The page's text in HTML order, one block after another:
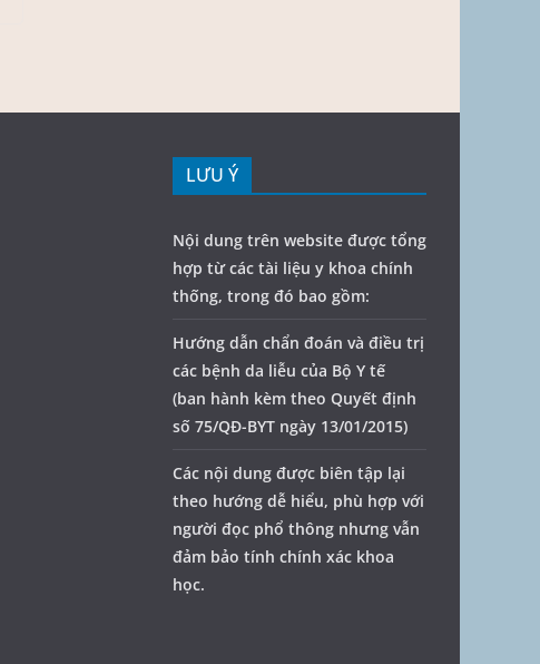
LƯU Ý
Nội dung trên website được tổng
hợp từ các tài liệu y khoa chính
thống, trong đó bao gồm:
Hướng dẫn chẩn đoán và điều trị
các bệnh da liễu của Bộ Y tế
(ban hành kèm theo Quyết định
số 75/QĐ-BYT ngày 13/01/2015)
Các nội dung được biên tập lại
theo hướng dễ hiểu, phù hợp với
người đọc phổ thông nhưng vẫn
đảm bảo tính chính xác khoa
học.